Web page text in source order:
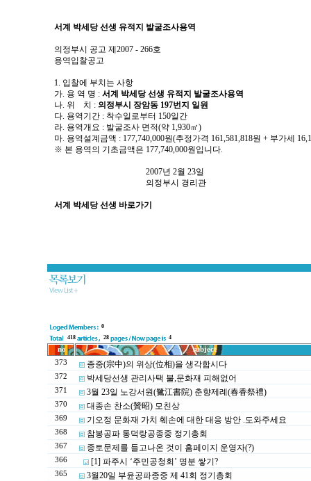
서계 박세당 선생 유적지 발굴조사용역
의정부시 공고 제2007 - 266호
용역입찰공고
1. 입찰에 부치는 사항
가. 용 역 명 : 서계 박세당 선생 유적지 발굴조사용역
나. 위 치 : 의정부시 장암동 197번지 일원
다. 용역기간 : 착수일로부터 150일간
라. 용역개요 : 발굴조사 면적(약 1,930㎡)
마. 용역설계금액 : 177,740,000원(추정가격 161,581,818원 + 부가세
※ 본 용역의 기초금액은 177,740,000원입니다.
2007년 2월 23일
의정부시 경리관
서계 박세당 선생 바로가기
0
418
28 4
no
subject
373
종중(宗中)의 위상(位相)을 생각합시다
372 박세당선생 관리사택 불,문화재 피해없어
371 3월 23일 노강서원(鷺江書院) 춘향제례(春香祭禮)
370 대종손 찬소(贊昭) 모친상
369 기오정 문화재 가치 훼손에 대한 대응 방안 .도와주세요
368 참봉공파 통덕랑공종중 정기총회
367 종토문제를 들고나온 것이 홈페이지 운영자(?)
366 [1] 파주시 ‘주민공청회’ 명분 쌓기?
365 3월20일 부윤공파종중 제 41회 정기총회